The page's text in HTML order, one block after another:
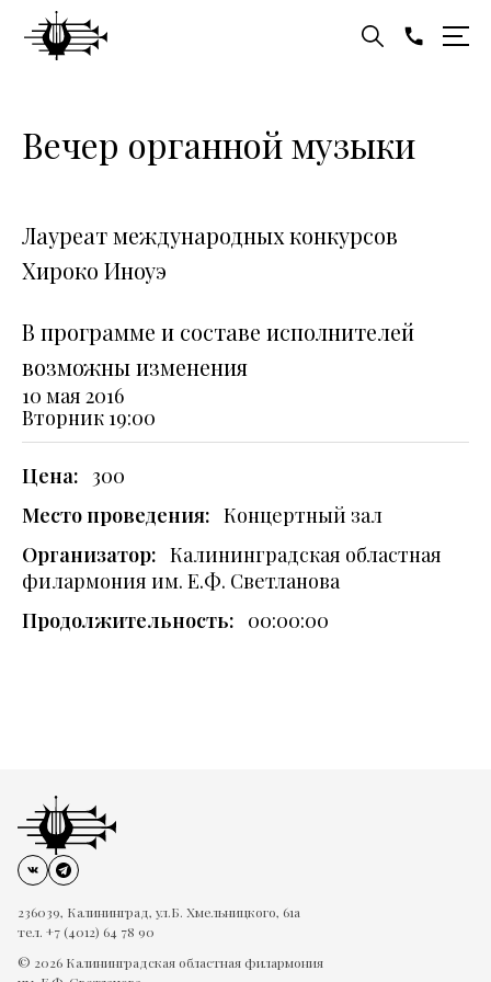
Вечер органной музыки
Лауреат международных конкурсов
Хироко Иноуэ
В программе и составе исполнителей
возможны изменения
10 мая 2016
Вторник 19:00
Цена: 300
Место проведения: Концертный зал
Организатор: Калининградская областная
филармония им. Е.Ф. Светланова
Продолжительность: 00:00:00
236039, Калининград, ул.Б. Хмельницкого, 61а
тел. +7 (4012) 64 78 90
© 2026 Калининградская областная филармония